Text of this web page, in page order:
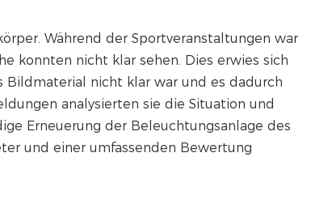
Während der Sportveranstaltungen war
konnten nicht klar sehen. Dies erwies sich
Bildmaterial nicht klar war und es dadurch
analysierten sie die Situation und
Erneuerung der Beleuchtungsanlage des
und einer umfassenden Bewertung